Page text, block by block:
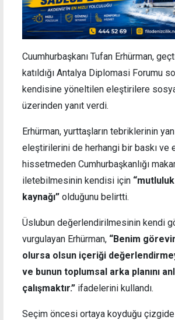
Cuumhurbaşkanı Tufan Erhürman,
katıldığı Antalya Diplomasi Forumu
kendisine yöneltilen eleştirilere
üzerinden yanıt verdi.
Erhürman, yurttaşların tebriklerinin
eleştirilerini de herhangi bir baskı ve
hissetmeden Cumhurbaşkanlığı
iletebilmesinin kendisi için
kaynağı” olduğunu belirtti.
Üslubun değerlendirilmesinin kendi
vurgulayan Erhürman, “Benim
olursa olsun içeriği
ve bunun toplumsal arka planını
çalışmaktır.” ifadelerini kullandı.
Seçim öncesi ortaya koyduğu